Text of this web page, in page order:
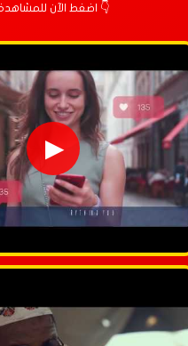
👇 اضغط الآن
▶